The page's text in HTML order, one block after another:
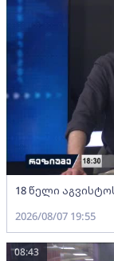
18 წელი
2026/08/07 19:55
08:43